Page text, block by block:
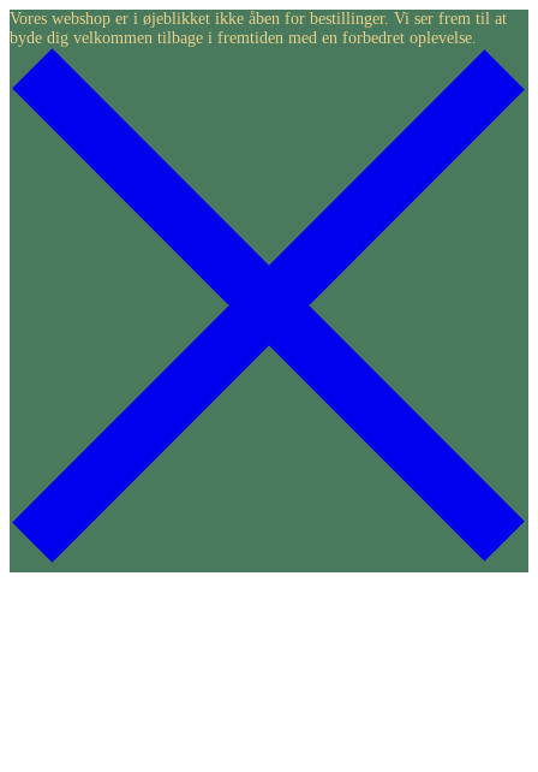
Skip
to
content
Vores webshop er i øjeblikket ikke åben for bestillinger. Vi ser frem til at
byde dig velkommen tilbage i fremtiden med en forbedret oplevelse.